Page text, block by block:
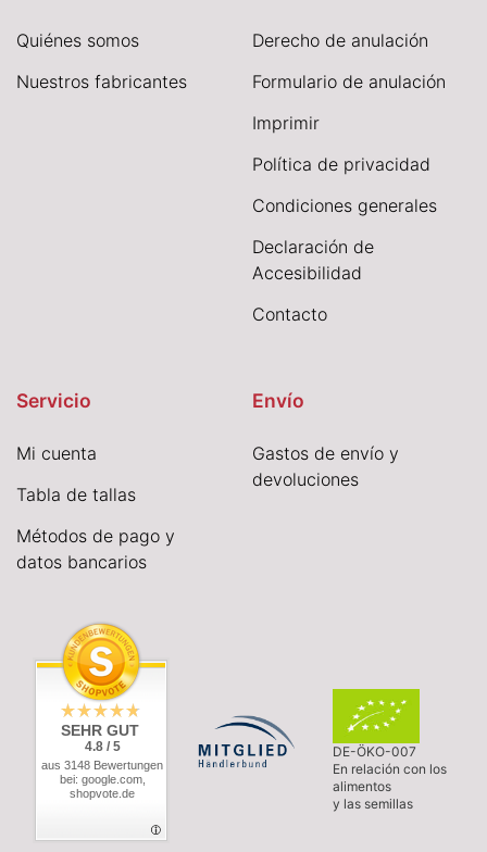
Quiénes somos
Nuestros fabricantes
Derecho de anulación
Formulario de anulación
Imprimir
Política de privacidad
Condiciones generales
Declaración de
Accesibilidad
Contacto
Servicio
Mi cuenta
Tabla de tallas
Métodos de pago y
datos bancarios
Envío
Gastos de envío y
devoluciones
SEHR GUT
4.8 / 5
aus 3148 Bewertungen
bei: google.com,
shopvote.de
DE-ÖKO-007
En relación con los
alimentos
y las semillas